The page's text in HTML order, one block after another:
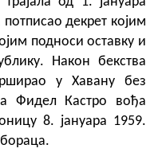
потписао декрет којим
подноси оставку и
Након бекства
у Хавану без
Фидел Кастро вођа
8. јануара 1959.